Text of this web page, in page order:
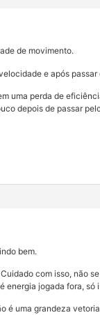
de movimento.
e após
uma perda de
depois de passar
bem.
com isso, não
energia jogada fora, só
é uma grandeza